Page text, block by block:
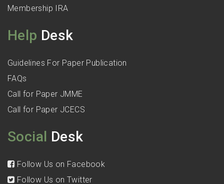
Membership IRA
Help Desk
Guidelines For Paper Publication
FAQs
Call for Paper JMME
Call for Paper JCECS
Social Desk
Follow Us on Facebook
Follow Us on Twitter